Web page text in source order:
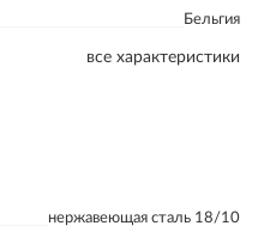
Бельгия
все характеристики
нержавеющая сталь 18/10